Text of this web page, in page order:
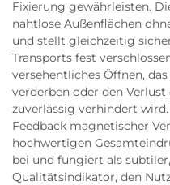
Fixierung gewährleisten.
nahtlose Außenflächen
und stellt gleichzeitig
Transports fest
versehentliches Öffnen,
verderben oder den
zuverlässig verhindert
Feedback magnetischer
hochwertigen
bei und fungiert als
Qualitätsindikator, den